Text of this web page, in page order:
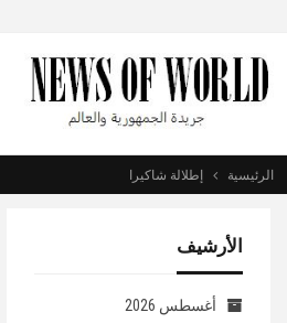
الرئيسية إطلالة شاكيرا
الأرشيف
أغسطس 2026